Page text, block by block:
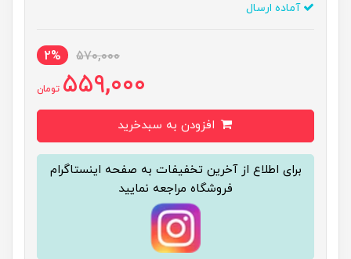
آماده ارسال
570,000
2%
559,000 تومان
برای اطلاع از آخرین تخفیفات به صفحه اینستاگرام
فروشگاه مراجعه نمایید